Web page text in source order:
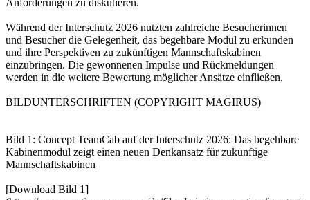
Während der Interschutz 2026 nutzten zahlreiche Besucherinnen
und Besucher die Gelegenheit, das begehbare Modul zu erkunden
und ihre Perspektiven zu zukünftigen Mannschaftskabinen
einzubringen. Die gewonnenen Impulse und Rückmeldungen
werden in die weitere Bewertung möglicher Ansätze einfließen.
BILDUNTERSCHRIFTEN (COPYRIGHT MAGIRUS)
Bild 1: Concept TeamCab auf der Interschutz 2026: Das begehbare
Kabinenmodul zeigt einen neuen Denkansatz für zukünftige
Mannschaftskabinen
[Download Bild 1]